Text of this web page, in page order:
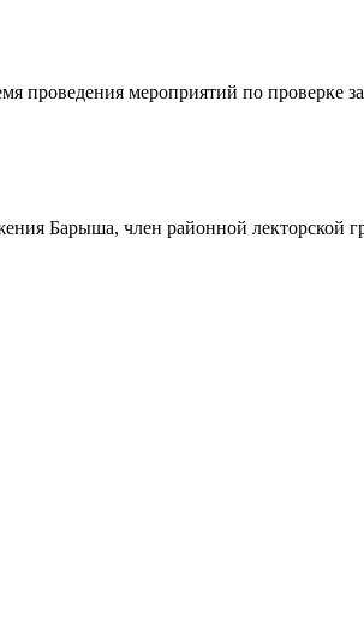
мероприятий по проверке
Барыша, член районной лекторской